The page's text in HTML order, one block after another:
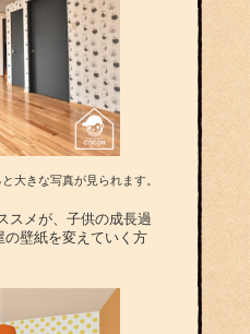
大きな写真が見られます。
スメが、子供の成長過
壁紙を変えていく方